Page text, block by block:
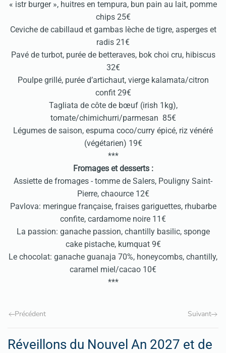
« istr burger », huitres en tempura, bun pain au lait, pomme
chips 25€
Ceviche de cabillaud et gambas lèche de tigre, asperges et
radis 21€
Pavé de turbot, purée de betteraves, bok choi cru, hibiscus
32€
Poulpe grillé, purée d’artichaut, vierge kalamata/citron
confit 29€
Tagliata de côte de bœuf (irish 1kg),
tomate/chimichurri/parmesan 85€
Légumes de saison, espuma coco/curry épicé, riz vénéré
(végétarien) 19€
***
Fromages et desserts :
Assiette de fromages - tomme de Salers, Pouligny Saint-
Pierre, chaource 12€
Pavlova: meringue française, fraises gariguettes, rhubarbe
confite, cardamome noire 11€
La passion: ganache passion, chantilly basilic, sponge
cake pistache, kumquat 9€
Le chocolat: ganache guanaja 70%, honeycombs, chantilly,
caramel miel/cacao 10€
***
Précédent Suivant
Réveillons du Nouvel An 2027 et de